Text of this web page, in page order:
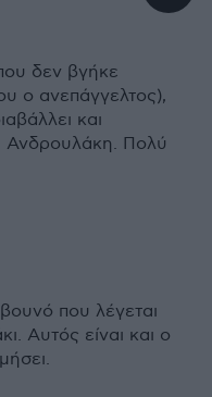
δεν βγήκε
ο ανεπάγγελτος),
και
Ανδρουλάκη. Πολύ
που λέγεται
Αυτός είναι και ο